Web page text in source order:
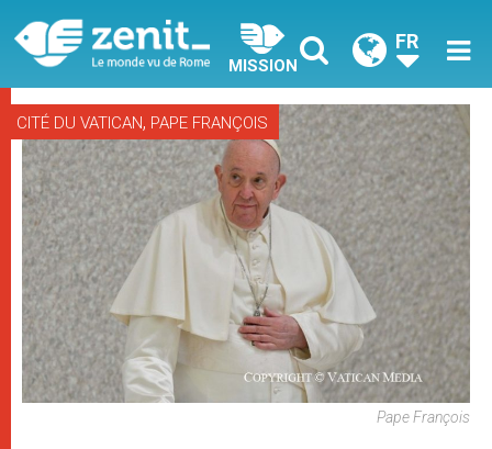
MISSION
FR
CITÉ DU VATICAN, PAPE FRANÇOIS
Pape François